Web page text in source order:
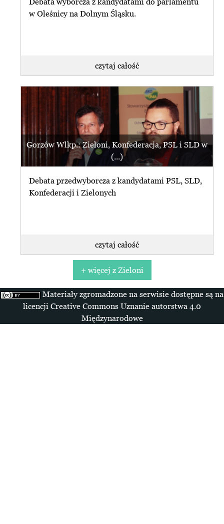
w Oleśnicy na Dolnym Śląsku.
czytaj całość
Gorzów Wlkp.: Zieloni, Konfederacja, PSL i SLD w
(...)
Debata przedwyborcza z kandydatami PSL, SLD,
Konfederacji i Zielonych
czytaj całość
+ więcej z Zieloni
Materiały zgromadzone na serwisie dostępne są na
licencji Creative Commons Uznanie autorstwa 4.0
Międzynarodowe